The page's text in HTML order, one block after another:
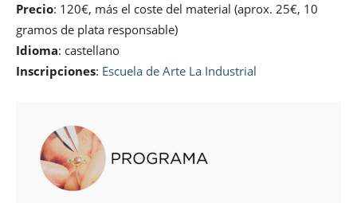
Precio: 120€, más el coste del material (aprox. 25€, 10
gramos de plata responsable)
Idioma: castellano
Inscripciones: Escuela de Arte La Industrial